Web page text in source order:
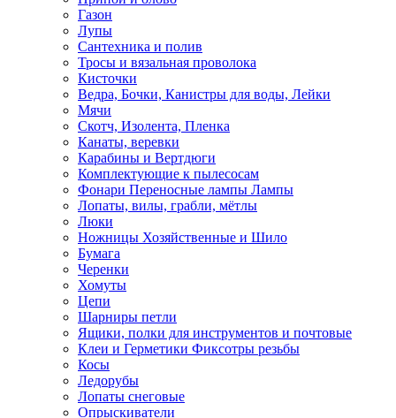
Газон
Лупы
Сантехника и полив
Тросы и вязальная проволока
Кисточки
Ведра, Бочки, Канистры для воды, Лейки
Мячи
Скотч, Изолента, Пленка
Канаты, веревки
Карабины и Вертдюги
Комплектующие к пылесосам
Фонари Переносные лампы Лампы
Лопаты, вилы, грабли, мётлы
Люки
Ножницы Хозяйственные и Шило
Бумага
Черенки
Хомуты
Цепи
Шарниры петли
Ящики, полки для инструментов и почтовые
Клеи и Герметики Фиксотры резьбы
Косы
Ледорубы
Лопаты снеговые
Опрыскиватели